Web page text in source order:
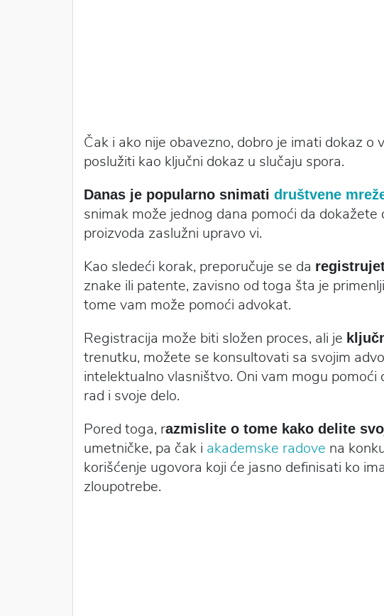
Čak i ako nije obavezno, dobro je imati dokaz
poslužiti kao ključni dokaz u slučaju spora.
Danas je popularno snimati društvene
snimak može jednog dana pomoći da
proizvoda zaslužni upravo vi.
Kao sledeći korak, preporučuje se da
znake ili patente, zavisno od toga šta je
tome vam može pomoći advokat.
Registracija može biti složen proces, ali je
trenutku, možete se konsultovati sa svojim
intelektualno vlasništvo. Oni vam mogu
rad i svoje delo.
Pored toga, razmislite o tome kako delite
umetničke, pa čak i akademske radove na
korišćenje ugovora koji će jasno definisati ko
zloupotrebe.